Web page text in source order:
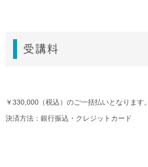
受講料
￥330,000（税込）のご一括払いとなります。
決済方法：銀行振込・クレジットカード